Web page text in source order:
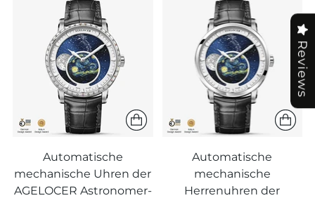
Automatische
mechanische Uhren der
AGELOCER Astronomer-
Automatische
mechanische
Herrenuhren der
Reviews